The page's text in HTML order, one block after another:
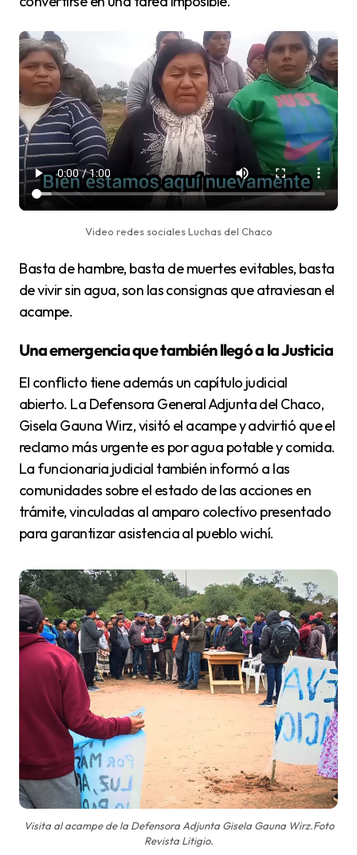
Video redes sociales Luchas del Chaco
Basta de hambre, basta de muertes evitables, basta
de vivir sin agua, son las consignas que atraviesan el
acampe.
Una emergencia que también llegó a la Justicia
El conflicto tiene además un capítulo judicial
abierto. La Defensora General Adjunta del Chaco,
Gisela Gauna Wirz, visitó el acampe y advirtió que el
reclamo más urgente es por agua potable y comida.
La funcionaria judicial también informó a las
comunidades sobre el estado de las acciones en
trámite, vinculadas al amparo colectivo presentado
para garantizar asistencia al pueblo wichí.
Visita al acampe de la Defensora Adjunta Gisela Gauna Wirz.Foto
Revista Litigio.